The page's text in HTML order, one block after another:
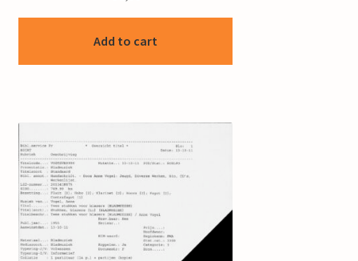
Add to cart